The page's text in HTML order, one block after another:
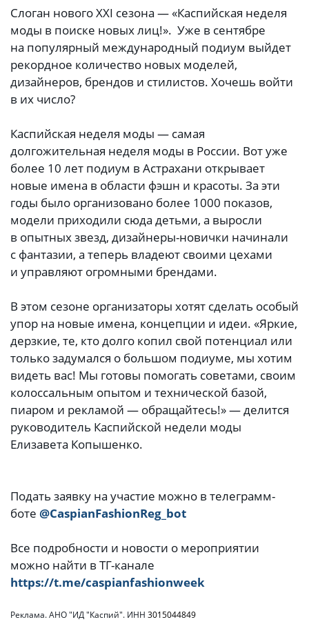
Слоган нового XXI сезона — «Каспийская неделя
моды в поиске новых лиц!». Уже в сентябре
на популярный международный подиум выйдет
рекордное количество новых моделей,
дизайнеров, брендов и стилистов. Хочешь войти
в их число?
Каспийская неделя моды — самая
долгожительная неделя моды в России. Вот уже
более 10 лет подиум в Астрахани открывает
новые имена в области фэшн и красоты. За эти
годы было организовано более 1000 показов,
модели приходили сюда детьми, а выросли
в опытных звезд, дизайнеры-новички начинали
с фантазии, а теперь владеют своими цехами
и управляют огромными брендами.
В этом сезоне организаторы хотят сделать особый
упор на новые имена, концепции и идеи. «Яркие,
дерзкие, те, кто долго копил свой потенциал или
только задумался о большом подиуме, мы хотим
видеть вас! Мы готовы помогать советами, своим
колоссальным опытом и технической базой,
пиаром и рекламой — обращайтесь!» — делится
руководитель Каспийской недели моды
Елизавета Копышенко.
Подать заявку на участие можно в телеграмм-
боте @CaspianFashionReg_bot
Все подробности и новости о мероприятии
можно найти в ТГ-канале
https://t.me/caspianfashionweek
Реклама. АНО "ИД "Каспий". ИНН 3015044849